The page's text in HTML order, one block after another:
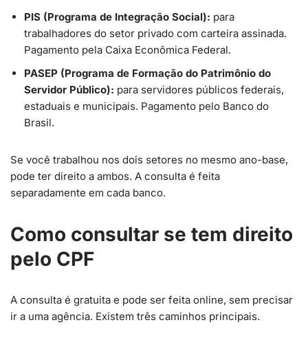
PIS (Programa de Integração Social): para
trabalhadores do setor privado com carteira assinada.
Pagamento pela Caixa Econômica Federal.
PASEP (Programa de Formação do Patrimônio do
Servidor Público): para servidores públicos federais,
estaduais e municipais. Pagamento pelo Banco do
Brasil.
Se você trabalhou nos dois setores no mesmo ano-base,
pode ter direito a ambos. A consulta é feita
separadamente em cada banco.
Como consultar se tem direito
pelo CPF
A consulta é gratuita e pode ser feita online, sem precisar
ir a uma agência. Existem três caminhos principais.